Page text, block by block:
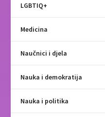
LGBTIQ+
Medicina
Naučnici i djela
Nauka i demokratija
Nauka i politika